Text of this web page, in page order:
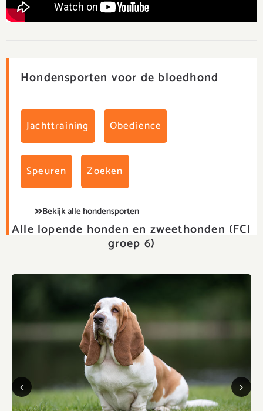
Hondensporten voor de bloedhond
Jachttraining Obedience
Speuren Zoeken
Bekijk alle hondensporten
Alle lopende honden en zweethonden (FCI
groep 6)
Previous Next